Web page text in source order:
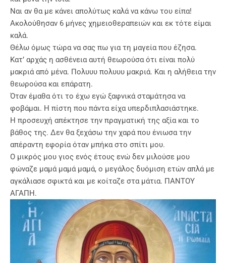
Ναι αν θα με κάνει απολύτως καλά να κάνω του είπα!
Ακολούθησαν 6 μήνες χημειοθεραπειών και εκ τότε είμαι
καλά.
Θέλω όμως τώρα να σας πω για τη μαγεία που έζησα.
Κατ’ αρχάς η ασθένεια αυτή θεωρούσα ότι είναι πολύ
μακριά από μένα. Πολυυυ πολυυυ μακριά. Και η αλήθεια την
θεωρούσα και επάρατη.
Όταν έμαθα ότι το έχω εγώ ξαφνικά σταμάτησα να
φοβάμαι. Η πίστη που πάντα είχα υπερδιπλασιάστηκε.
Η προσευχή απέκτησε την πραγματική της αξία και το
βάθος της. Δεν θα ξεχάσω την χαρά που ένιωσα την
απέραντη εφορία όταν μπήκα στο σπίτι μου.
Ο μικρός μου γιος ενός έτους ενώ δεν μιλούσε μου
φώναζε μαμά μαμά μαμά, ο μεγάλος δυόμιση ετών απλά με
αγκάλιασε σφικτά και με κοίταζε στα μάτια. ΠΑΝΤΟΥ
ΑΓΑΠΗ.